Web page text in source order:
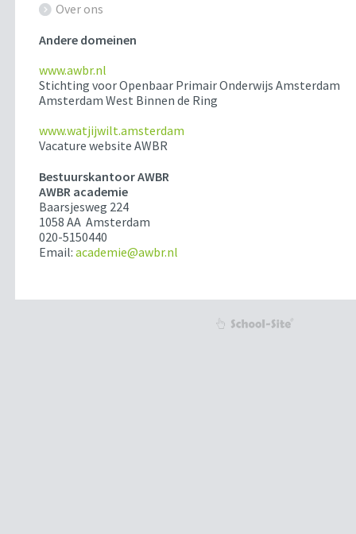
Over ons
Andere domeinen
www.awbr.nl
Stichting voor Openbaar Primair Onderwijs Amsterdam
Amsterdam West Binnen de Ring
www.watjijwilt.amsterdam
Vacature website AWBR
Bestuurskantoor AWBR
AWBR academie
Baarsjesweg 224
1058 AA Amsterdam
020-5150440
Email:academie@awbr.nl